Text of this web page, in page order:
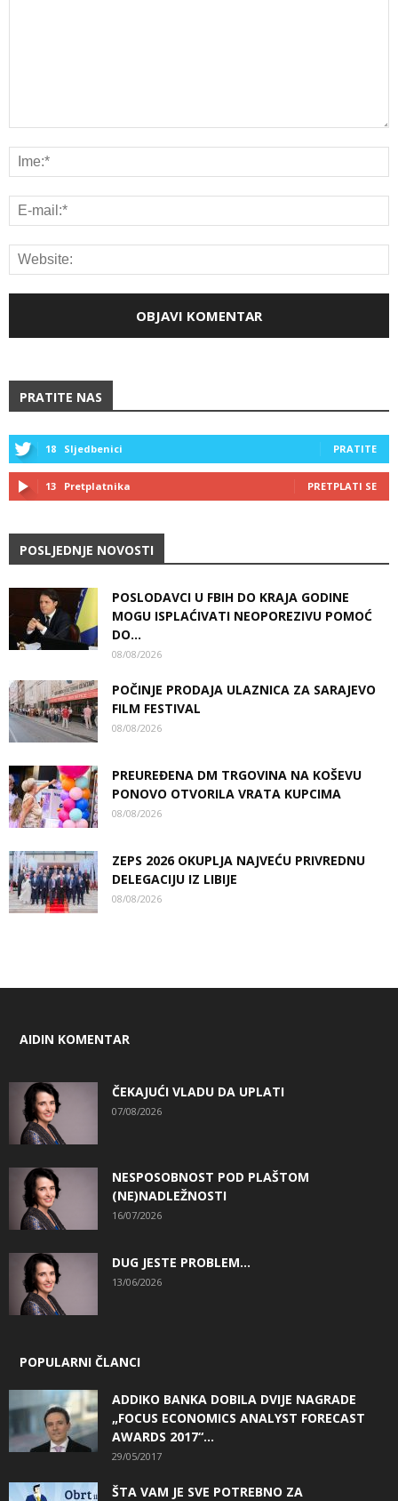
PRATITE NAS
18 Sljedbenici PRATITE
13 Pretplatnika PRETPLATI SE
POSLJEDNJE NOVOSTI
POSLODAVCI U FBIH DO KRAJA GODINE
MOGU ISPLAĆIVATI NEOPOREZIVU POMOĆ
DO...
08/08/2026
POČINJE PRODAJA ULAZNICA ZA SARAJEVO
FILM FESTIVAL
08/08/2026
PREUREĐENA DM TRGOVINA NA KOŠEVU
PONOVO OTVORILA VRATA KUPCIMA
08/08/2026
ZEPS 2026 OKUPLJA NAJVEĆU PRIVREDNU
DELEGACIJU IZ LIBIJE
08/08/2026
AIDIN KOMENTAR
ČEKAJUĆI VLADU DA UPLATI
07/08/2026
NESPOSOBNOST POD PLAŠTOM
(NE)NADLEŽNOSTI
16/07/2026
DUG JESTE PROBLEM…
13/06/2026
POPULARNI ČLANCI
ADDIKO BANKA DOBILA DVIJE NAGRADE
„FOCUS ECONOMICS ANALYST FORECAST
AWARDS 2017“...
29/05/2017
ŠTA VAM JE SVE POTREBNO ZA